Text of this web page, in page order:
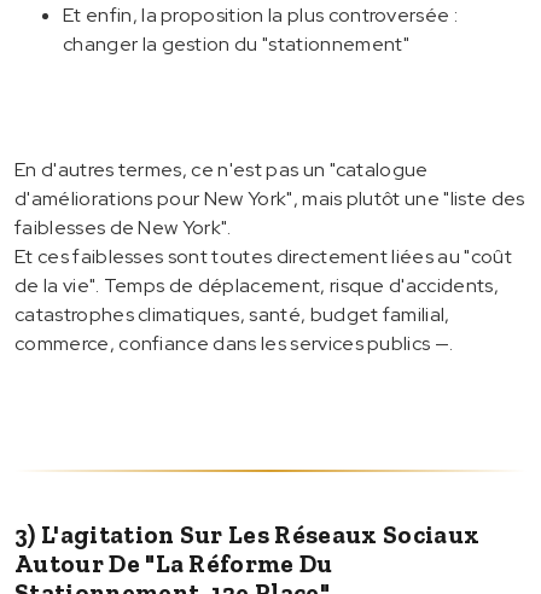
Et enfin, la proposition la plus controversée :
changer la gestion du "stationnement"
En d'autres termes, ce n'est pas un "catalogue
d'améliorations pour New York", mais plutôt une "liste des
faiblesses de New York".
Et ces faiblesses sont toutes directement liées au "coût
de la vie". Temps de déplacement, risque d'accidents,
catastrophes climatiques, santé, budget familial,
commerce, confiance dans les services publics —.
3) L'agitation Sur Les Réseaux Sociaux
Autour De "la Réforme Du